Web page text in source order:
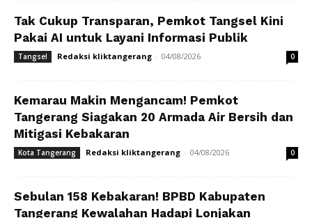
Tak Cukup Transparan, Pemkot Tangsel Kini
Pakai AI untuk Layani Informasi Publik
Tangsel Redaksi kliktangerang - 04/08/2026 0
Kemarau Makin Mengancam! Pemkot
Tangerang Siagakan 20 Armada Air Bersih dan
Mitigasi Kebakaran
Kota Tangerang Redaksi kliktangerang - 04/08/2026 0
Sebulan 158 Kebakaran! BPBD Kabupaten
Tangerang Kewalahan Hadapi Lonjakan